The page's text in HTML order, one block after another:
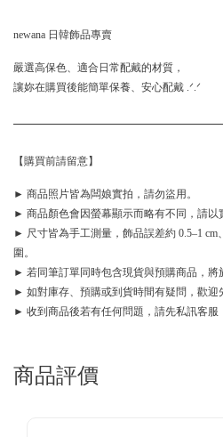
newana 日韓飾品專賣
嚴選高保色、適合日常配戴的材質，
讓妳在購買後能簡單保養、安心配戴 .ᐟ.ᐟ
【購買前請留意】
► 商品照片皆為闆娘實拍，請勿盜用。
► 商品顏色會因螢幕顯示而略有不同，請以
► 尺寸皆為手工測量，飾品誤差約 0.5–1 cm
圍。
► 若同筆訂單同時包含現貨與預購商品，將
► 如對庫存、預購或到貨時間有疑問，歡迎
► 收到商品後若有任何問題，請先私訊客服
商品評價